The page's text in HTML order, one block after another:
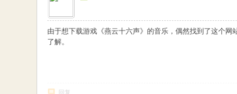
由于想下载游戏《燕云十六声》的音乐，偶然找到了这个
了解。
回复